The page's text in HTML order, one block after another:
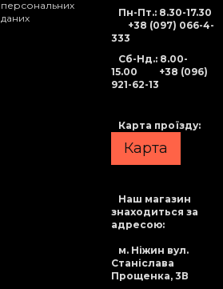
персональних
даних
Пн-Пт.: 8.30-17.30
+38 (097) 066-4-
333
Сб-Нд.: 8.00-
15.00 +38 (096)
921-62-13
Карта проїзду:
Карта
Наш магазин
знаходиться за
адресою:
м. Ніжин вул.
Станіслава
Прощенка, 3В